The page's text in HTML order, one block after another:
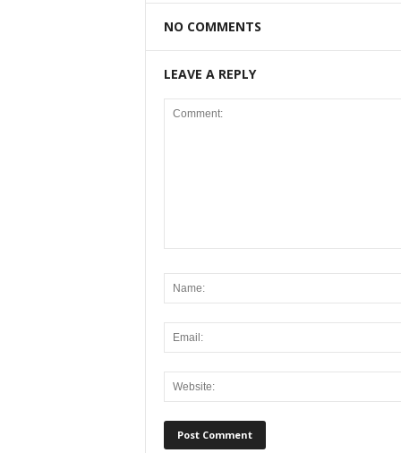
NO COMMENTS
LEAVE A REPLY